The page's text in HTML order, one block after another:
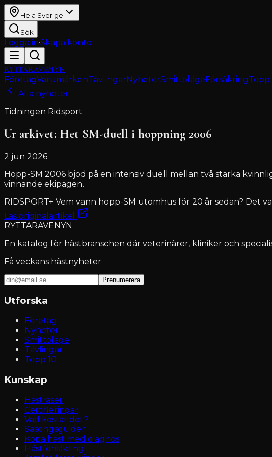
Hela Sverige
Sök
Logga in·Skapa konto
RYTTARAVENYN
FöretagVarumärkenTävlingarNyheterSmittolägeFörsäkringTopp
Alla nyheter
Tidningen Ridsport
Ur arkivet: Het SM-duell i hoppning 2006
2 jun 2026
Hopp-SM 2006 bjöd på en intensiv duell mellan två starka
vinnande ekipagen.
RIDSPORT+ Vem vann hopp-SM utomhus för 20 år sedan? Det
Läs originalartikel
RYTTARAVENYN
En katalog för hästbranschen där veterinärer, kliniker och
Få veckans hästnyheter
Prenumerera
Utforska
Företag
Nyheter
Smittoläge
Tävlingar
Topp 10
Kunskap
Hästraser
Certifieringar
Vad kostar det?
Säsongsguider
Köpa häst med diagnos
Hästförsäkring